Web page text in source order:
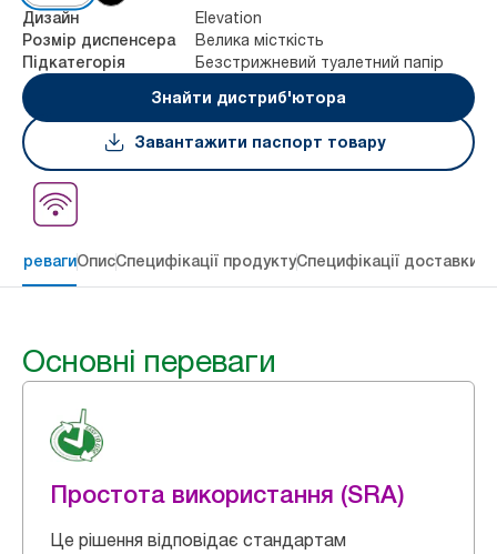
Дизайн Elevation
Розмір диспенсера Велика місткість
Підкатегорія
Безстрижневий туалетний папір
Знайти дистриб'ютора
Завантажити паспорт товару
перевагиОписСпецифікації продуктуСпецифікації доставки
Основні переваги
Простота використання (SRA)
Це рішення відповідає стандартам